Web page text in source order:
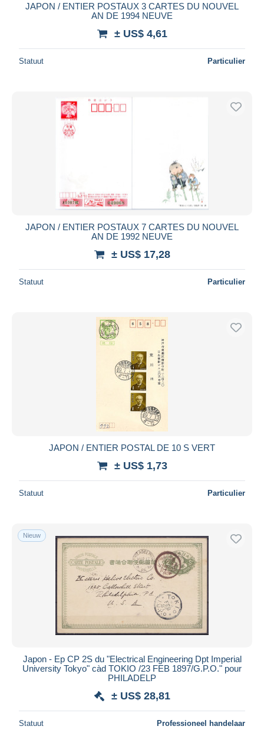
JAPON / ENTIER POSTAUX 3 CARTES DU NOUVEL
AN DE 1994 NEUVE
± US$ 4,61
Statuut Particulier
JAPON / ENTIER POSTAUX 7 CARTES DU NOUVEL
AN DE 1992 NEUVE
± US$ 17,28
Statuut Particulier
JAPON / ENTIER POSTAL DE 10 S VERT
± US$ 1,73
Statuut Particulier
Nieuw
Japon - Ep CP 2S du "Electrical Engineering Dpt Imperial
University Tokyo" càd TOKIO /23 FEB 1897/G.P.O." pour
PHILADELP
± US$ 28,81
Statuut Professioneel handelaar